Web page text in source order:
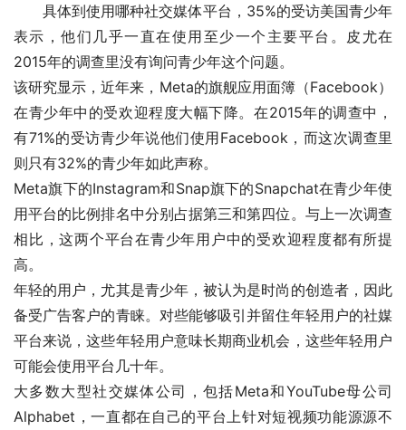
具体到使用哪种社交媒体平台，35%的受访美国青少年
表示，他们几乎一直在使用至少一个主要平台。皮尤在
2015年的调查里没有询问青少年这个问题。
该研究显示，近年来，Meta的旗舰应用面簿（Facebook）
在青少年中的受欢迎程度大幅下降。在2015年的调查中，
有71%的受访青少年说他们使用Facebook，而这次调查里
则只有32%的青少年如此声称。
Meta旗下的Instagram和Snap旗下的Snapchat在青少年使
用平台的比例排名中分别占据第三和第四位。与上一次调查
相比，这两个平台在青少年用户中的受欢迎程度都有所提
高。
年轻的用户，尤其是青少年，被认为是时尚的创造者，因此
备受广告客户的青睐。对些能够吸引并留住年轻用户的社媒
平台来说，这些年轻用户意味长期商业机会，这些年轻用户
可能会使用平台几十年。
大多数大型社交媒体公司，包括Meta和YouTube母公司
Alphabet，一直都在自己的平台上针对短视频功能源源不